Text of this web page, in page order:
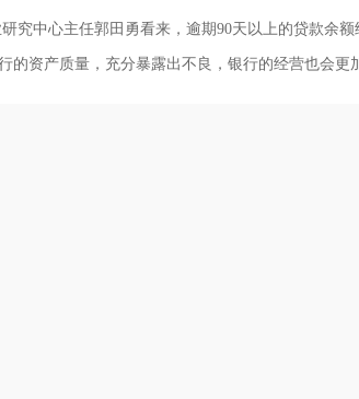
中心主任郭田勇看来，逾期90天以上的贷款余额
资产质量，充分暴露出不良，银行的经营也会更